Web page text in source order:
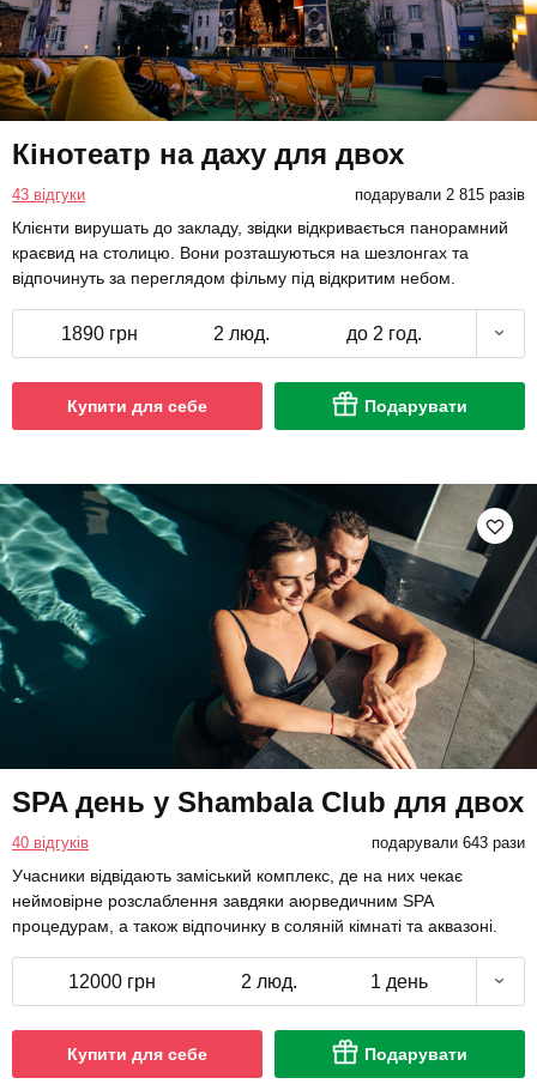
Кінотеатр на даху для двох
43 відгуки подарували 2 815 разів
Клієнти вирушать до закладу, звідки відкривається панорамний
краєвид на столицю. Вони розташуються на шезлонгах та
відпочинуть за переглядом фільму під відкритим небом.
1890 грн 2 люд. до 2 год.
Купити для себе Подарувати
SPA день у Shambala Club для двох
40 відгуків подарували 643 рази
Учасники відвідають заміський комплекс, де на них чекає
неймовірне розслаблення завдяки аюрведичним SPA
процедурам, а також відпочинку в соляній кімнаті та аквазоні.
12000 грн 2 люд. 1 день
Купити для себе Подарувати